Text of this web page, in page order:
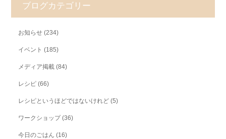
ブログカテゴリー
お知らせ (234)
イベント (185)
メディア掲載 (84)
レシピ (66)
レシピというほどではないけれど (5)
ワークショップ(36)
今日のごはん (16)